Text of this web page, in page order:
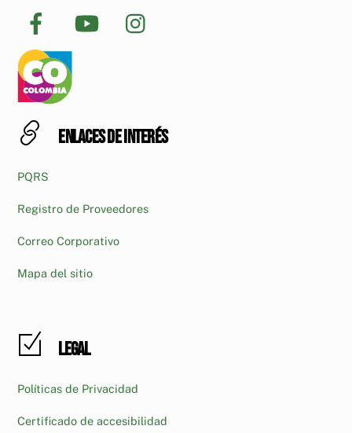
Enlaces de interés
PQRS
Registro de Proveedores
Correo Corporativo
Mapa del sitio
Legal
Políticas de Privacidad
Certificado de accesibilidad